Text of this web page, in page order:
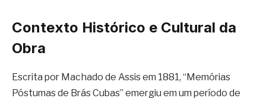
Contexto Histórico e Cultural da
Obra
Escrita por Machado de Assis em 1881, “Memórias
Póstumas de Brás Cubas” emergiu em um período de